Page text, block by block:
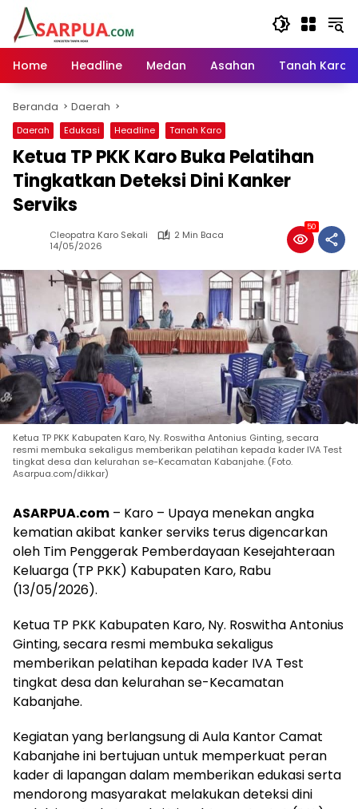
Langsung
konten
Home
Headline Medan Asahan Tanah Karo
Beranda Daerah
Daerah Edukasi Headline Tanah Karo
Ketua TP PKK Karo Buka Pelatihan
Tingkatkan Deteksi Dini Kanker
Serviks
Cleopatra Karo Sekali
2 Min Baca
14/05/2026
50
Ketua TP PKK Kabupaten Karo, Ny. Roswitha Antonius Ginting, secara
resmi membuka sekaligus memberikan pelatihan kepada kader IVA Test
tingkat desa dan kelurahan se-Kecamatan Kabanjahe. (Foto.
Asarpua.com/dikkar)
ASARPUA.com – Karo – Upaya menekan angka
kematian akibat kanker serviks terus digencarkan
oleh Tim Penggerak Pemberdayaan Kesejahteraan
Keluarga (TP PKK) Kabupaten Karo, Rabu
(13/05/2026).
Ketua TP PKK Kabupaten Karo, Ny. Roswitha Antonius
Ginting, secara resmi membuka sekaligus
memberikan pelatihan kepada kader IVA Test
tingkat desa dan kelurahan se-Kecamatan
Kabanjahe.
Kegiatan yang berlangsung di Aula Kantor Camat
Kabanjahe ini bertujuan untuk memperkuat peran
kader di lapangan dalam memberikan edukasi serta
mendorong masyarakat melakukan deteksi dini